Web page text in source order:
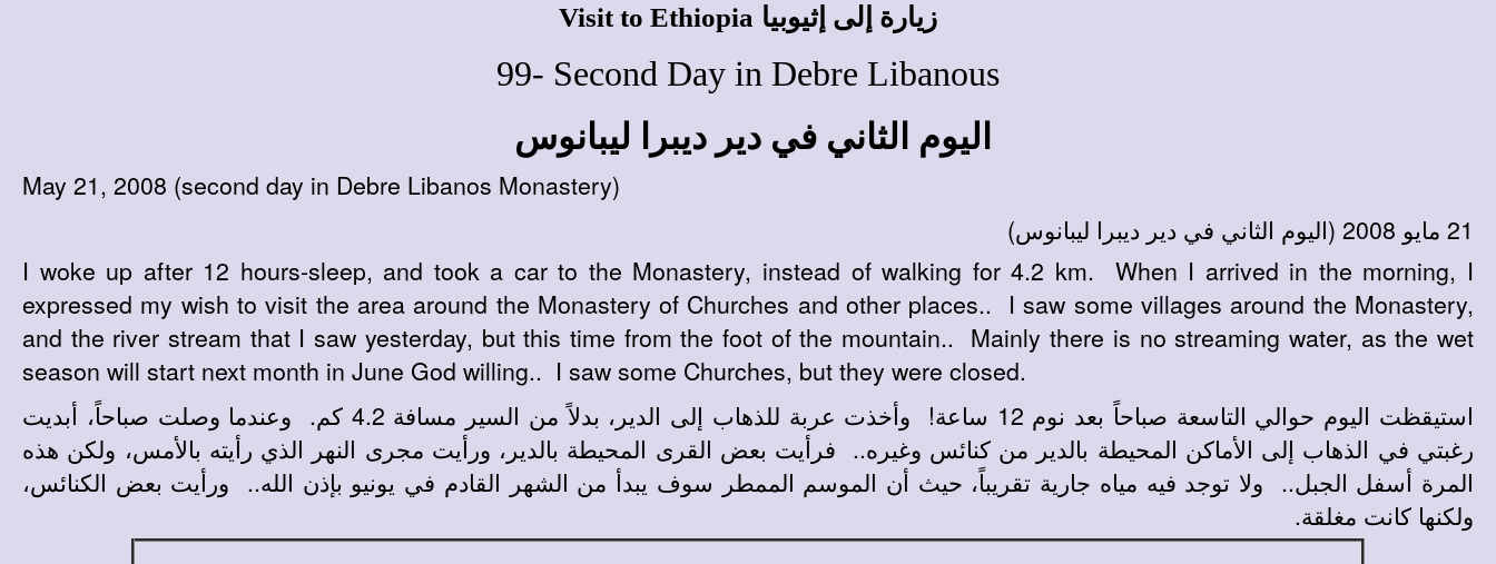
Visit to Ethiopia زيارة إلى إثيوبيا
99- Second Day in Debre Libanous
اليوم الثاني في دير ديبرا ليبانوس
May 21, 2008 (second day in Debre Libanos Monastery)
21 مايو 2008 (اليوم الثاني في دير ديبرا ليبانوس)
I woke up after 12 hours-sleep, and took a car to the Monastery, instead of walking for 4.2 km. When I arrived in the morning, I
expressed my wish to visit the area around the Monastery of Churches and other places.. I saw some villages around the Monastery,
and the river stream that I saw yesterday, but this time from the foot of the mountain.. Mainly there is no streaming water, as the wet
season will start next month in June God willing.. I saw some Churches, but they were closed.
استيقظت اليوم حوالي التاسعة صباحاً بعد نوم 12 ساعة! وأخذت عربة للذهاب إلى الدير، بدلاً من السير مسافة 4.2 كم. وعندما وصلت صباحاً، أبديت
رغبتي في الذهاب إلى الأماكن المحيطة بالدير من كنائس وغيره.. فرأيت بعض القرى المحيطة بالدير، ورأيت مجرى النهر الذي رأيته بالأمس، ولكن هذه
المرة أسفل الجبل.. ولا توجد فيه مياه جارية تقريباً، حيث أن الموسم الممطر سوف يبدأ من الشهر القادم في يونيو بإذن الله.. ورأيت بعض الكنائس،
ولكنها كانت مغلقة.